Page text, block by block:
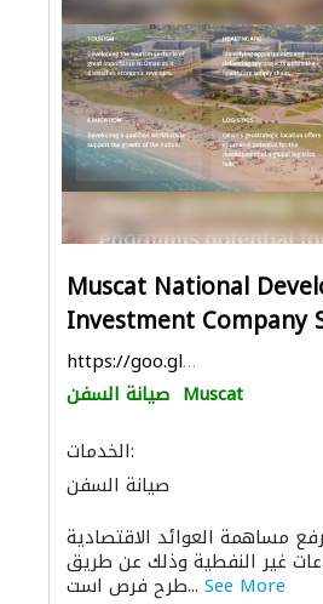
Muscat National
Investment Company
https://goo.gl/maps/f4XT3grHH7CJa9f77
صيانة السفن Muscat
الخدمات:
صيانة السفن
مساهمة العوائد الاقتصادية
غير النفطية وذلك عن طريق
طرح فرص است... See More